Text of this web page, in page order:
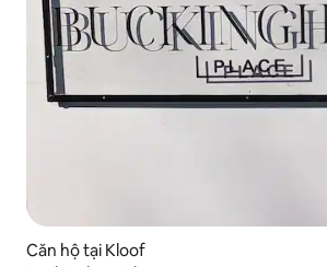
Căn hộ tại Kloof